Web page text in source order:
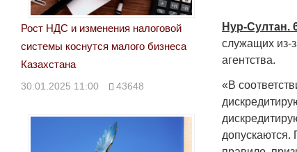
Нур-Султан.
служащих из-
агентства.
«В
допускаются.
Рост НДС и изменения налоговой
системы коснутся малого бизнеса
Казахстана
30.01.2025 11:00 43648